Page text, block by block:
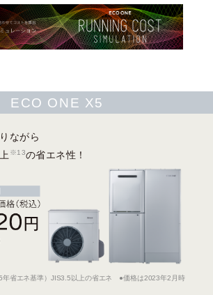
ECO ONE X5
ながら
※13の省エネ性！
省エネ基準）JIS3.5以上の省エネ ●価格は2023年2月時